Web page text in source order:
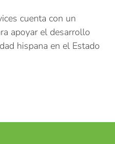
cuenta con un
apoyar el desarrollo
hispana en el Estado